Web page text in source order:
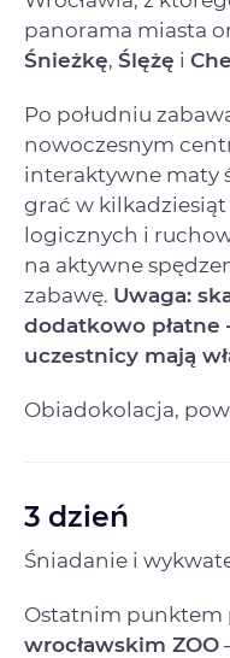
panorama miasta
Śnieżkę, Ślężę i
Po południu
nowoczesnym
interaktywne maty
grać w
logicznych i
na aktywne
zabawę. Uwaga:
dodatkowo płatne
uczestnicy mają
Obiadokolacja,
3 dzień
Śniadanie i
Ostatnim punktem
wrocławskim ZOO